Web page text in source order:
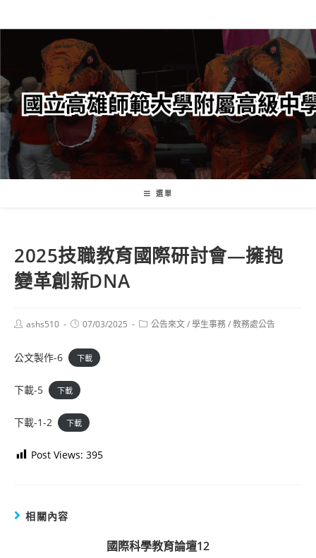
轉
要
內
容
選單
2025技職教育國際研討會—擁抱
變革創新DNA
Postashs510
Post07/03/2025
Post公告來文/學生事務/教務處公告
公文製作-6 下載
下載-5 下載
下載-1-2 下載
Post Views: 395
相關內容
國際科學教育論壇12